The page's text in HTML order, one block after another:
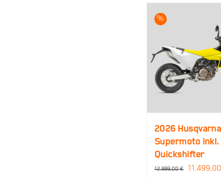
%
2026
Supermoto inkl.
Quickshifter
12.999,00€